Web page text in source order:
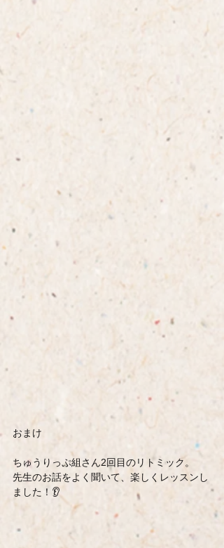
おまけ
ちゅうりっぷ組さん2回目のリトミック。
先生のお話をよく聞いて、楽しくレッスンし
ました！👂